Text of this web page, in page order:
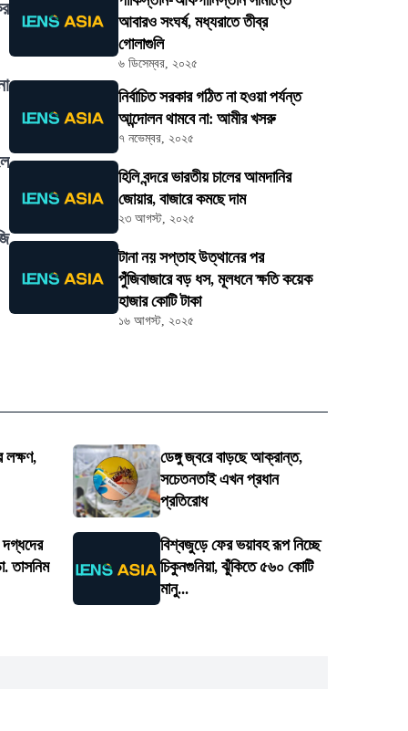
আবারও সংঘর্ষ, মধ্যরাতে তীব্র
গোলাগুলি
৬ ডিসেম্বর, ২০২৫
নির্বাচিত সরকার গঠিত না হওয়া পর্যন্ত
আন্দোলন থামবে না: আমীর খসরু
৭ নভেম্বর, ২০২৫
হিলি বন্দরে ভারতীয় চালের আমদানির
জোয়ার, বাজারে কমছে দাম
২৩ আগস্ট, ২০২৫
টানা নয় সপ্তাহ উত্থানের পর
পুঁজিবাজারে বড় ধস, মূলধনে ক্ষতি কয়েক
হাজার কোটি টাকা
১৬ আগস্ট, ২০২৫
লক্ষণ,
ডেঙ্গু জ্বরে বাড়ছে আক্রান্ত,
সচেতনতাই এখন প্রধান
প্রতিরোধ
দগ্ধদের
তাসনিম
বিশ্বজুড়ে ফের ভয়াবহ রূপ নিচ্ছে
চিকুনগুনিয়া, ঝুঁকিতে ৫৬০ কোটি
মানু...